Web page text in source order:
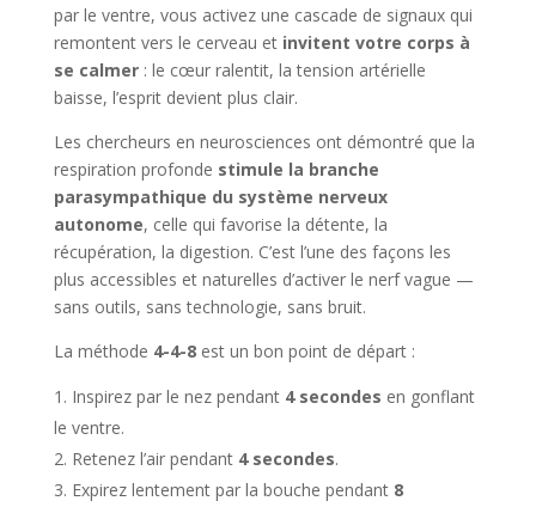
par le ventre, vous activez une cascade de signaux qui
remontent vers le cerveau et invitent votre corps à
se calmer: le cœur ralentit, la tension artérielle
baisse, l’esprit devient plus clair.
Les chercheurs en neurosciences ont démontré que la
respiration profonde stimule la branche
parasympathique du système nerveux
autonome, celle qui favorise la détente, la
récupération, la digestion. C’est l’une des façons les
plus accessibles et naturelles d’activer le nerf vague —
sans outils, sans technologie, sans bruit.
La méthode 4-4-8est un bon point de départ :
Inspirez par le nez pendant 4 secondes en gonflant
le ventre.
Retenez l’air pendant 4 secondes.
Expirez lentement par la bouche pendant 8